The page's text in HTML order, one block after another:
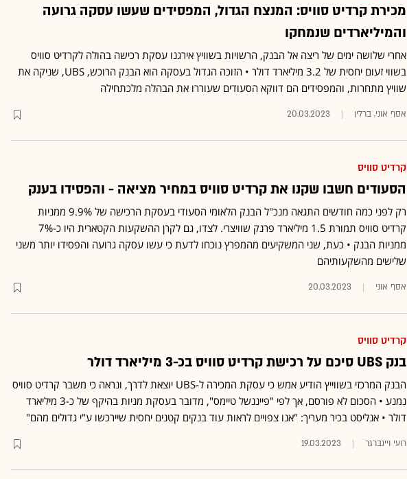
מכירת קרדיט סוויס: המנצח הגדול, המפסידים שעשו עסקה גרועה
והמיליארדים שנמחקו
אחרי שלושה ימים של ריצה אל הבנק, הרשויות בשוויץ אירגנו עסקת רכישה בהולה לקרדיט סוויס
בשווי זעום יחסית של 3.2 מיליארד דולר • הזוכה הגדול בעסקה הוא הבנק הרוכש, UBS, שניקה את
שוויץ מתחרות, והמפסידים הם דווקא הסעודים שעוררו את הבהלה מלכתחילה
אסף אוני, ברלין 20.03.2023
קרדיט סוויס
הסעודים חשבו שקנו את קרדיט סוויס במחיר מציאה - והפסידו בענק
רק לפני כמה חודשים התגאה מנכ"ל הבנק הלאומי הסעודי בעסקת הרכישה של 9.9% ממניות
קרדיט סוויס תמורת 1.5 מיליארד פרנק שוויצרי. לצדו, גם לקרן ההשקעות הקטארית היו כ-7%
ממניות הבנק • כעת, שני המשקיעים מהמפרץ נוכחו לדעת כי עשו עסקה גרועה והפסידו יותר משני
שלישים מהשקעותיהם
אסף אוני 20.03.2023
קרדיט סוויס
בנק UBS סיכם על רכישת קרדיט סוויס בכ-3 מיליארד דולר
הבנק המרכזי בשווייץ הודיע אמש כי עסקת המכירה ל-UBS יוצאת לדרך, ונראה כי משבר קרדיט סוויס
נמנע • הסכום לא פורסם, אך לפי "פייננשל טיימס", מדובר בעסקת מניות בהיקף של כ-3 מיליארד
דולר • אנליסט בכיר מעריך: "אנו צפויים לראות עוד בנקים קטנים יחסית שיירכשו ע"י גדולים מהם"
רועי ויינברגר 19.03.2023